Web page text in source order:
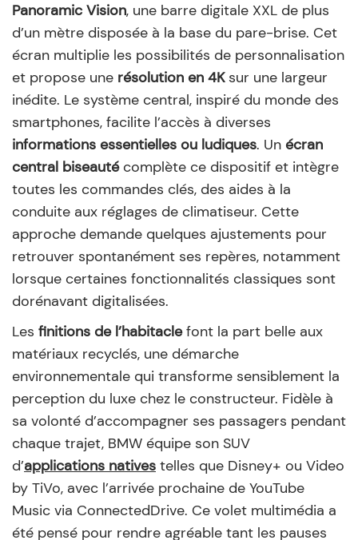
Panoramic Vision, une barre digitale XXL de plus
d’un mètre disposée à la base du pare-brise. Cet
écran multiplie les possibilités de personnalisation
et propose une résolution en 4Ksur une largeur
inédite. Le système central, inspiré du monde des
smartphones, facilite l’accès à diverses
informations essentielles ou ludiques. Un écran
central biseautécomplète ce dispositif et intègre
toutes les commandes clés, des aides à la
conduite aux réglages de climatiseur. Cette
approche demande quelques ajustements pour
retrouver spontanément ses repères, notamment
lorsque certaines fonctionnalités classiques sont
dorénavant digitalisées.
Les finitions de l’habitaclefont la part belle aux
matériaux recyclés, une démarche
environnementale qui transforme sensiblement la
perception du luxe chez le constructeur. Fidèle à
sa volonté d’accompagner ses passagers pendant
chaque trajet, BMW équipe son SUV
d’applications natives telles que Disney+ ou Video
by TiVo, avec l’arrivée prochaine de YouTube
Music via ConnectedDrive. Ce volet multimédia a
été pensé pour rendre agréable tant les pauses